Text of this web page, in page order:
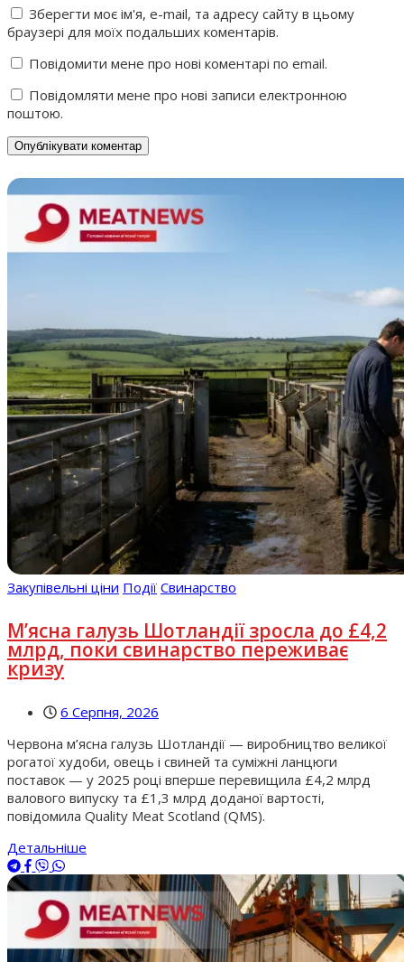
Зберегти моє ім'я, e-mail, та адресу сайту в цьому
браузері для моїх подальших коментарів.
Повідомити мене про нові коментарі по email.
Повідомляти мене про нові записи електронною
поштою.
Закупівельні ціни Події Свинарство
М’ясна галузь Шотландії зросла до £4,2
млрд, поки свинарство переживає
кризу
6 Серпня, 2026
Червона м’ясна галузь Шотландії — виробництво великої
рогатої худоби, овець і свиней та суміжні ланцюги
поставок — у 2025 році вперше перевищила £4,2 млрд
валового випуску та £1,3 млрд доданої вартості,
повідомила Quality Meat Scotland (QMS).
Детальніше